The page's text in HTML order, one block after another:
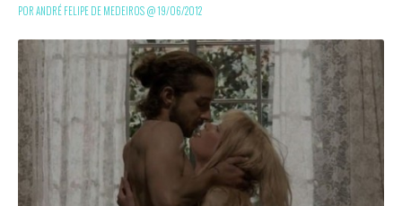
POR ANDRÉ FELIPE DE MEDEIROS @19/06/2012